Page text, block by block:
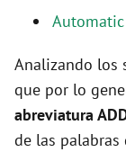
Analizando los
que por lo
abreviatura
de las